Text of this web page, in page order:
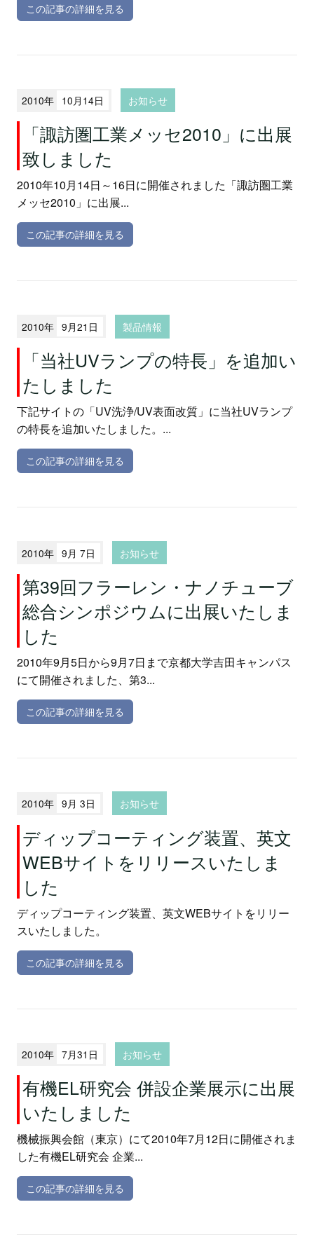
この記事の詳細を見る
2010年 10月14日 お知らせ
「諏訪圏工業メッセ2010」に出展
致しました
2010年10月14日～16日に開催されました「諏訪圏工業
メッセ2010」に出展...
この記事の詳細を見る
2010年 9月21日 製品情報
「当社UVランプの特長」を追加い
たしました
下記サイトの「UV洗浄/UV表面改質」に当社UVランプ
の特長を追加いたしました。...
この記事の詳細を見る
2010年 9月 7日 お知らせ
第39回フラーレン・ナノチューブ
総合シンポジウムに出展いたしま
した
2010年9月5日から9月7日まで京都大学吉田キャンパス
にて開催されました、第3...
この記事の詳細を見る
2010年 9月 3日 お知らせ
ディップコーティング装置、英文
WEBサイトをリリースいたしま
した
ディップコーティング装置、英文WEBサイトをリリー
スいたしました。
この記事の詳細を見る
2010年 7月31日 お知らせ
有機EL研究会 併設企業展示に出展
いたしました
機械振興会館（東京）にて2010年7月12日に開催されま
した有機EL研究会 企業...
この記事の詳細を見る